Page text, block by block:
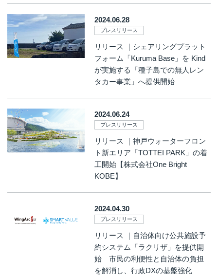
2024.06.28
プレスリリース
リリース ｜シェアリングプラット
フォーム「Kuruma Base」を Kind
が実施する「種子島での無人レン
タカー事業」へ提供開始
2024.06.24
プレスリリース
リリース ｜神戸ウォーターフロン
ト新エリア「TOTTEI PARK」の着
工開始【株式会社One Bright
KOBE】
2024.04.30
プレスリリース
リリース ｜自治体向け公共施設予
約システム「ラクリザ」を提供開
始 市民の利便性と自治体の負担
を解消し、行政DXの基盤強化